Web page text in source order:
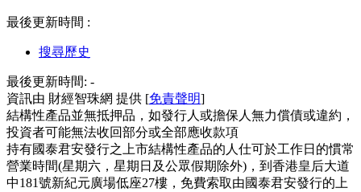
最後更新時間 :
搜尋歷史
最後更新時間: -
資訊由 財經智珠網 提供 [免責聲明]
結構性產品並無抵押品，如發行人或擔保人無力償債或違約，
投資者可能無法收回部分或全部應收款項
持有國泰君安發行之上市結構性產品的人仕可於工作日的慣常
營業時間(星期六，星期日及公眾假期除外)，到香港皇后大道
中181號新紀元廣場低座27樓，免費索取由國泰君安發行的上